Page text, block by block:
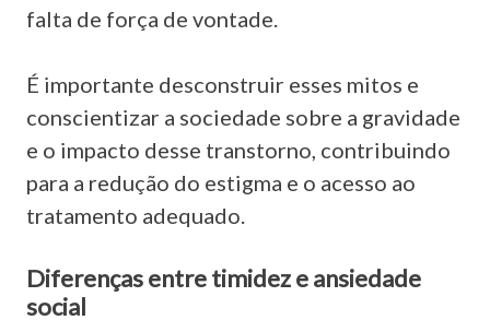
falta de força de vontade.
É importante desconstruir esses mitos e
conscientizar a sociedade sobre a gravidade
e o impacto desse transtorno, contribuindo
para a redução do estigma e o acesso ao
tratamento adequado.
Diferenças entre timidez e ansiedade
social